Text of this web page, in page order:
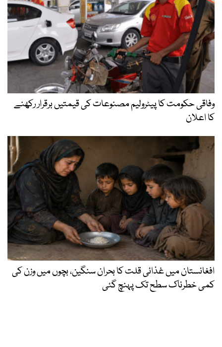
وفاقی حکومت کا پیٹرولیم مصنوعات کی قیمتیں برقرار رکھنے
کا اعلان
افغانستان میں غذائی قلت کا بحران سنگین، بچوں میں وزن کی
کمی خطرناک سطح تک پہنچ گئی